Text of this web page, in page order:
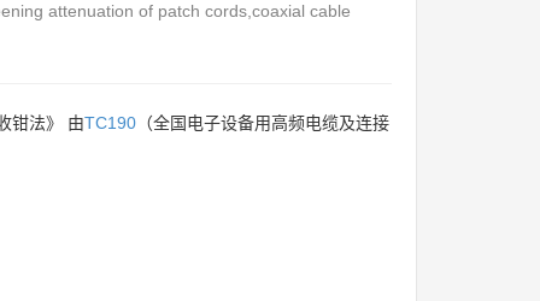
attenuation of patch cords,coaxial cable
钳法》 由TC190 （全国电子设备用高频电缆及连接